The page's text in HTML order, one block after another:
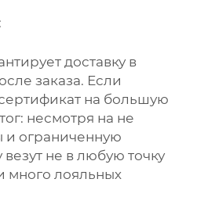
доставку в
заказа. Если
на большую
несмотря на не
и ограниченную
не в любую точку
много лояльных